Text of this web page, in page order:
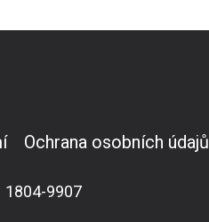
Ochrana osobních údajů
1804-9907